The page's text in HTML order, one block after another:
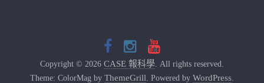
Copyright © 2026 CASE 報科學. All rights reserved.
Theme: ColorMag by ThemeGrill . Powered by WordPress.